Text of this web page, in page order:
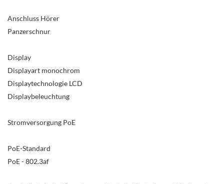
Anschluss Hörer
Panzerschnur
Display
Displayart monochrom
Displaytechnologie LCD
Displaybeleuchtung
Stromversorgung PoE
PoE-Standard
PoE - 802.3af